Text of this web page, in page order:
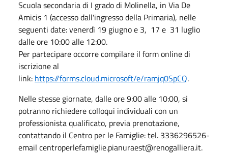
Scuola secondaria di I grado di Molinella, in Via De
Amicis 1 (accesso dall'ingresso della Primaria), nelle
seguenti date: venerdì 19 giugno e 3, 17 e 31 luglio
dalle ore 10:00 alle 12:00.
Per partecipare occorre compilare il form online di
iscrizione al
link: https://forms.cloud.microsoft/e/ramjq0SpCQ.
Nelle stesse giornate, dalle ore 9:00 alle 10:00, si
potranno richiedere colloqui individuali con un
professionista qualificato, previa prenotazione,
contattando il Centro per le Famiglie: tel. 3336296526-
email centroperlefamiglie.pianuraest@renogalliera.it.